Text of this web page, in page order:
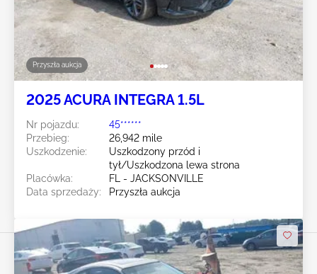
Przyszła aukcja
2025 ACURA INTEGRA 1.5L
Nr pojazdu:
45******
Przebieg:
26,942 mile
Uszkodzenie:
Uszkodzony przód i
tył/Uszkodzona lewa strona
Placówka:
FL - JACKSONVILLE
Data sprzedaży:
Przyszła aukcja